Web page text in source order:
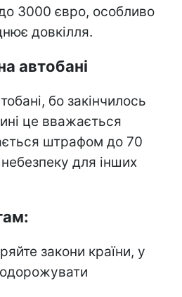
3000 євро, особливо
довкілля.
автобані
бо закінчилось
це вважається
штрафом до 70
для інших
закони країни, у